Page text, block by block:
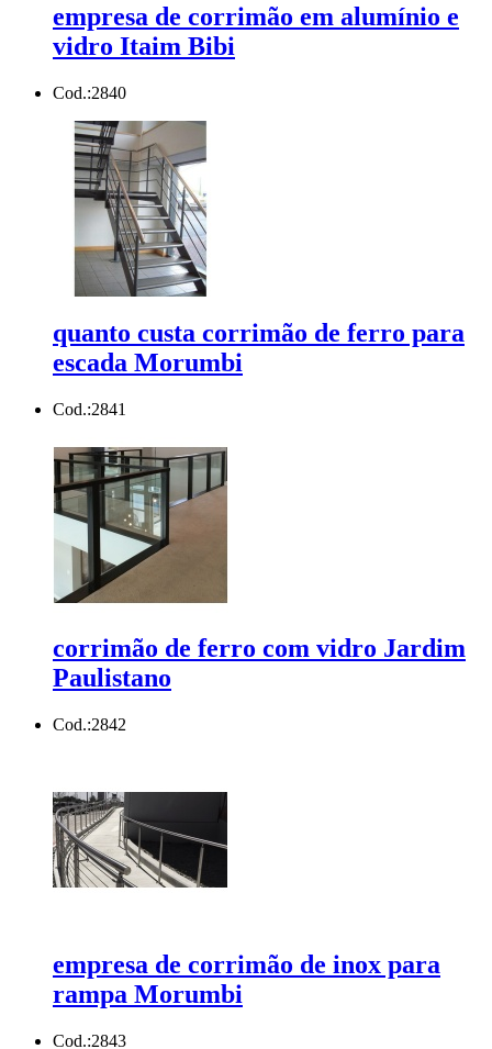
empresa de corrimão em alumínio e
vidro Itaim Bibi
Cod.:2840
quanto custa corrimão de ferro para
escada Morumbi
Cod.:2841
corrimão de ferro com vidro Jardim
Paulistano
Cod.:2842
empresa de corrimão de inox para
rampa Morumbi
Cod.:2843